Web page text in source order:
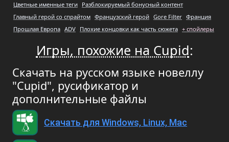
Цветные именные теги Разблокируемый бонусный контент
Главный герой со спрайтом Французский герой Gore Filter Франция
Прошлая Европа ADV Плохие концовки как часть сюжета + спойлеры
Игры, похожие на Cupid:
Скачать на русском языке новеллу
"Cupid", русификатор и
дополнительные файлы
Скачать для Windows, Linux, Mac